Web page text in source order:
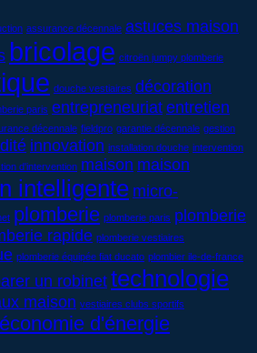
assurance décennale astuces maison
bricolage citroën jumpy plomberie
douche vestiaires décoration
paris entrepreneuriat entretien
décennale fieldpro garantie décennale gestion
innovation installation douche intervention
d'intervention maison maison
intelligente micro-
plomberie plomberie paris plomberie
rapide plomberie vestiaires
plomberie équipée fiat ducato plombier ile-de-france
un robinet technologie
maison vestiaires clubs sportifs
économie d'énergie